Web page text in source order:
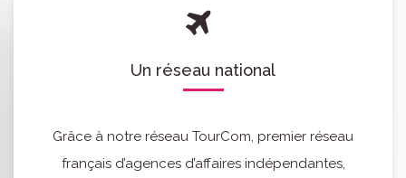
Un réseau national
Grâce à notre réseau TourCom, premier réseau
français d’agences d’affaires indépendantes,